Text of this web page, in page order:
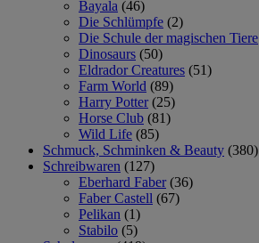
Bayala (46)
Die Schlümpfe (2)
Die Schule der magischen Tiere
Dinosaurs (50)
Eldrador Creatures (51)
Farm World (89)
Harry Potter (25)
Horse Club (81)
Wild Life (85)
Schmuck, Schminken & Beauty (380)
Schreibwaren (127)
Eberhard Faber (36)
Faber Castell (67)
Pelikan (1)
Stabilo (5)